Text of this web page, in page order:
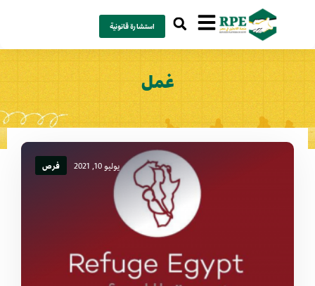
استشارة قانونية
غمل
يوليو 10, 2021 فرص